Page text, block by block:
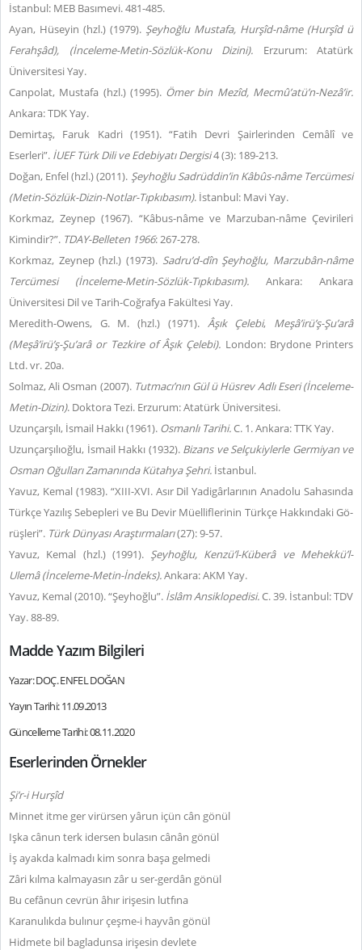
İstanbul: MEB Basımevi. 481-485.
Ayan, Hüseyin (hzl.) (1979). Şeyhoğlu Mustafa, Hurşîd-nâme (Hurşîd ü
Ferahşâd), (İnceleme-Metin-Sözlük-Konu Dizini). Erzurum: Atatürk
Üniversitesi Yay.
Canpolat, Mustafa (hzl.) (1995). Ömer bin Mezîd, Mecmû’atü’n-Nezâ’ir.
Ankara: TDK Yay.
Demirtaş, Faruk Kadri (1951). “Fatih Devri Şairlerinden Cemâlî ve
Eserleri”. İUEF Türk Dili ve Edebiyatı Dergisi4 (3): 189-213.
Doğan, Enfel (hzl.) (2011). Şeyhoğlu Sadrüddin’in Kâbûs-nâme Tercümesi
(Metin-Sözlük-Dizin-Notlar-Tıpkıbasım). İstanbul: Mavi Yay.
Korkmaz, Zeynep (1967). “Kâbus-nâme ve Marzuban-nâme Çevirileri
Kimindir?”. TDAY-Belleten 1966: 267-278.
Korkmaz, Zeynep (hzl.) (1973). Sadru’d-dîn Şeyhoğlu, Marzubân-nâme
Tercümesi (İnceleme-Metin-Sözlük-Tıpkıbasım). Ankara: Ankara
Üniversitesi Dil ve Tarih-Coğrafya Fakültesi Yay.
Meredith-Owens, G. M. (hzl.) (1971). Âşık Çelebi, Meşâ’irü’ş-Şu’arâ
(Meşâ’irü’ş-Şu’arâ or Tezkire of Âşık Çelebi). London: Brydone Printers
Ltd. vr. 20a.
Solmaz, Ali Osman (2007). Tutmacı’nın Gül ü Hüsrev Adlı Eseri (İnceleme-
Metin-Dizin). Doktora Tezi. Erzurum: Atatürk Üniversitesi.
Uzunçarşılı, İsmail Hakkı (1961). Osmanlı Tarihi.C. 1. Ankara: TTK Yay.
Uzunçarşılıoğlu, İsmail Hakkı (1932). Bizans ve Selçukiylerle Germiyan ve
Osman Oğulları Zamanında Kütahya Şehri. İstanbul.
Yavuz, Kemal (1983). “XI­II-XVI. Asır Dil Ya­digârla­rı­nın Ana­do­lu Sa­ha­sın­da
Türk­çe Ya­zı­lış Se­bep­le­ri ve Bu De­vir Mü­el­lif­le­ri­nin Türk­çe Hak­kın­da­ki Gö­
rüş­le­ri”. Türk Dünyası Araştırmaları(27): 9-57.
Yavuz, Kemal (hzl.) (1991). Şeyhoğlu, Kenzü’l-Küberâ ve Mehekkü’l-
Ulemâ (İnceleme-Metin-İndeks).Ankara: AKM Yay.
Yavuz, Kemal (2010). “Şeyhoğlu”. İslâm Ansiklopedisi.C. 39. İstanbul: TDV
Yay. 88-89.
Madde Yazım Bilgileri
Yazar: DOÇ. ENFEL DOĞAN
Yayın Tarihi: 11.09.2013
Güncelleme Tarihi: 08.11.2020
Eserlerinden Örnekler
Şi’r-i Hurşîd
Minnet itme ger virürsen yârun içün cân gönül
Işka cânun terk idersen bulasın cânân gönül
İş ayakda kalmadı kim sonra başa gelmedi
Zâri kılma kalmayasın zâr u ser-gerdân gönül
Bu cefânun cevrün âhır irişesin lutfına
Karanulıkda bulınur çeşme-i hayvân gönül
Hidmete bil bagladunsa irişesin devlete